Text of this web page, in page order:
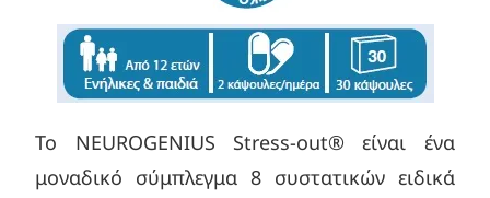
Το NEUROGENIUS Stress-out® είναι ένα
μοναδικό σύμπλεγμα 8 συστατικών ειδικά